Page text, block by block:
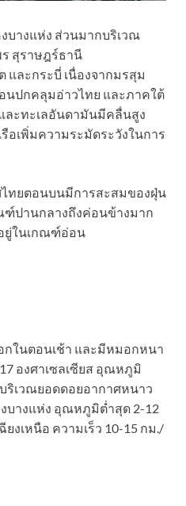
บางแห่ง ส่วนมากบริเวณ
สุราษฎร์ธานี
และกระบี่ เนื่องจากมรสุม
นปกคลุมอ่าวไทย และภาคใต้
ละทะเลอันดามันมีคลื่นสูง
อเพิ่มความระมัดระวังในการ
ไทยตอนบนมีการสะสมของฝุ่น
ปานกลางถึงค่อนข้างมาก
ยู่ในเกณฑ์อ่อน
ในตอนเช้า และมีหมอกหนา
องศาเซลเซียส อุณหภูมิ
บริเวณยอดดอยอากาศหนาว
บางแห่ง อุณหภูมิต่ำสุด 2-12
งเหนือ ความเร็ว 10-15 กม./